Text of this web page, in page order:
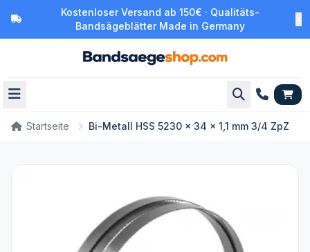
Kostenloser Versand ab 150€ · Qualitäts-
Bandsägeblätter Made in Germany
Startseite Bi-Metall HSS 5230 x 34 x 1,1 mm 3/4 ZpZ